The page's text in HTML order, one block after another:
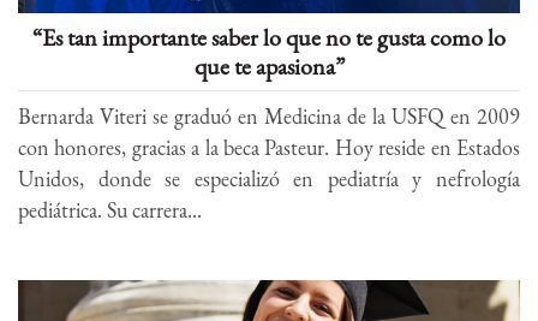
“Es tan importante saber lo que no te gusta como lo
que te apasiona”
Bernarda Viteri se graduó en Medicina de la USFQ en 2009
con honores, gracias a la beca Pasteur. Hoy reside en Estados
Unidos, donde se especializó en pediatría y nefrología
pediátrica. Su carrera...